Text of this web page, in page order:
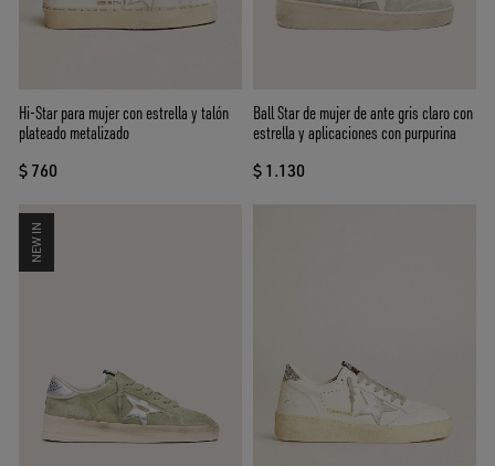
Hi-Star para mujer con estrella y talón
plateado metalizado
$ 760
Ball Star de mujer de ante gris claro con
estrella y aplicaciones con purpurina
$ 1.130
NEW IN